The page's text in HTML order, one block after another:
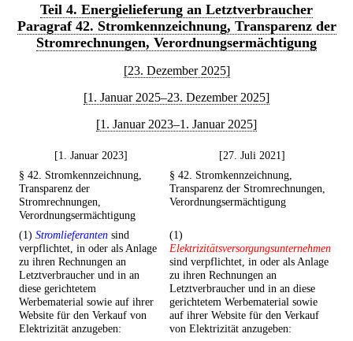
Teil 4. Energielieferung an Letztverbraucher
Paragraf 42. Stromkennzeichnung, Transparenz der
Stromrechnungen, Verordnungsermächtigung
[23. Dezember 2025]
[1. Januar 2025–23. Dezember 2025]
[1. Januar 2023–1. Januar 2025]
[1. Januar 2023]
[27. Juli 2021]
§ 42. Stromkennzeichnung,
Transparenz der
Stromrechnungen,
Verordnungsermächtigung
§ 42. Stromkennzeichnung,
Transparenz der Stromrechnungen,
Verordnungsermächtigung
(1) Stromlieferanten sind
verpflichtet, in oder als Anlage
zu ihren Rechnungen an
Letztverbraucher und in an
diese gerichtetem
Werbematerial sowie auf ihrer
Website für den Verkauf von
Elektrizität anzugeben:
(1)
Elektrizitätsversorgungsunternehmen
sind verpflichtet, in oder als Anlage
zu ihren Rechnungen an
Letztverbraucher und in an diese
gerichtetem Werbematerial sowie
auf ihrer Website für den Verkauf
von Elektrizität anzugeben: